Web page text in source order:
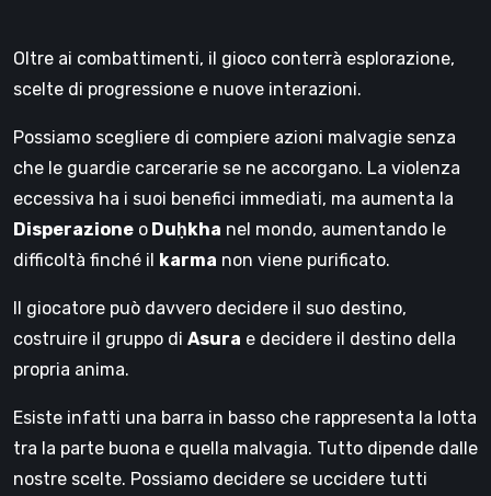
Oltre ai combattimenti, il gioco conterrà esplorazione,
scelte di progressione e nuove interazioni.
Possiamo scegliere di compiere azioni malvagie senza
che le guardie carcerarie se ne accorgano. La violenza
eccessiva ha i suoi benefici immediati, ma aumenta la
Disperazione o Duḥkha nel mondo, aumentando le
difficoltà finché il karma non viene purificato.
Il giocatore può davvero decidere il suo destino,
costruire il gruppo di Asura e decidere il destino della
propria anima.
Esiste infatti una barra in basso che rappresenta la lotta
tra la parte buona e quella malvagia. Tutto dipende dalle
nostre scelte. Possiamo decidere se uccidere tutti